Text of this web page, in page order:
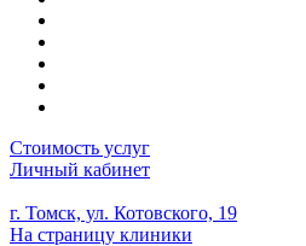
Стоимость услуг
Личный кабинет
г. Томск, ул. Котовского, 19
На страницу клиники